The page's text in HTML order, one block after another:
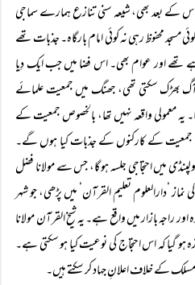
اس کے بعد بھی، شیعہ سنی تنازع ہمارے سماجی
محفوظ رہی نہ کوئی امام بارگاہ۔ جذبات تھے
تھے اور عوام بھی۔ اس فضا میں جب ایک دِیا
بھڑک سکتی تھی، جھنگ میں جمعیت علمائے
یہ معمولی واقعہ نہیں تھا، بالخصوص جمعیت کے
جمعیت کے کارکنوں کے جذبات کیا ہوں گے۔
میں احتجاجی جلسہ ہو گا، جس سے مولانا فضل
’دارالعلوم تعلیم القرآن’ میں پڑھی، جو شہر
راجہ بازار میں واقع ہے۔ یہ شیخ القرآن مولانا
ہو گیا کہ اس احتجاج کی نوعیت کیا ہو سکتی ہے۔
کے خلاف اعلانِ جہاد کر سکتے ہیں۔